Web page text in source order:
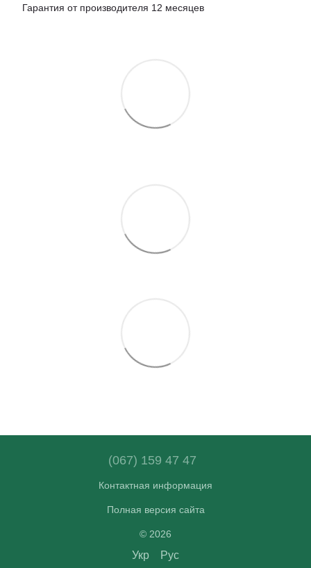
Гарантия от производителя 12 месяцев
(067) 159 47 47
Контактная информация
Полная версия сайта
© 2026
Укр Рус